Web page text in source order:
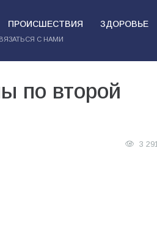
ПРОИСШЕСТВИЯ ЗДОРОВЬЕ
С НАМИ
по второй
3